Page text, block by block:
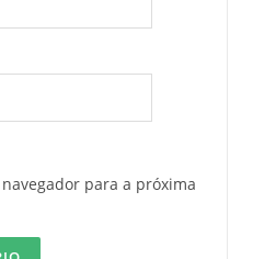
para a próxima